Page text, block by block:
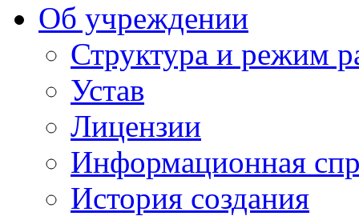
Об учреждении
Структура и режим
Устав
Лицензии
Информационная
История создания